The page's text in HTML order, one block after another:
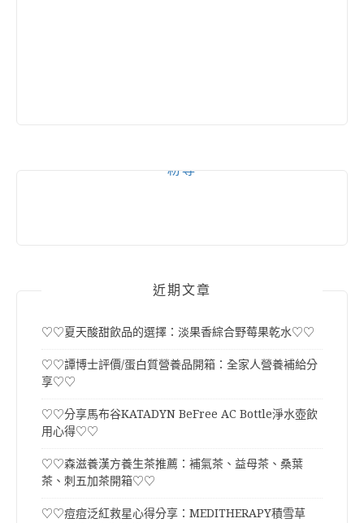
粉專
近期文章
♡♡夏天酸甜飲品的選擇：淡果香綜合野莓果乾水♡♡
♡♡譚博士評價/蛋白質營養品開箱：全家人營養補給分
享♡♡
♡♡分享馬布谷KATADYN BeFree AC Bottle淨水壺飲
用心得♡♡
♡♡森滋養漢方養生茶推薦：補氣茶、益母茶、桑葉
茶、刺五加茶開箱♡♡
♡♡痘痘泛紅救星心得分享：MEDITHERAPY積雪草